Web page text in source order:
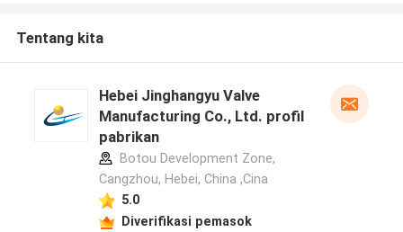
Tentang kita
Hebei Jinghangyu Valve
Manufacturing Co., Ltd. profil
pabrikan
Botou Development Zone,
Cangzhou, Hebei, China ,Cina
5.0
Diverifikasi pemasok